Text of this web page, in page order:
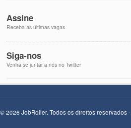
Assine
Receba as últimas vagas
Siga-nos
Venha se juntar a nós no Twitter
© 2026 JobRoller. Todos os direitos reservados -